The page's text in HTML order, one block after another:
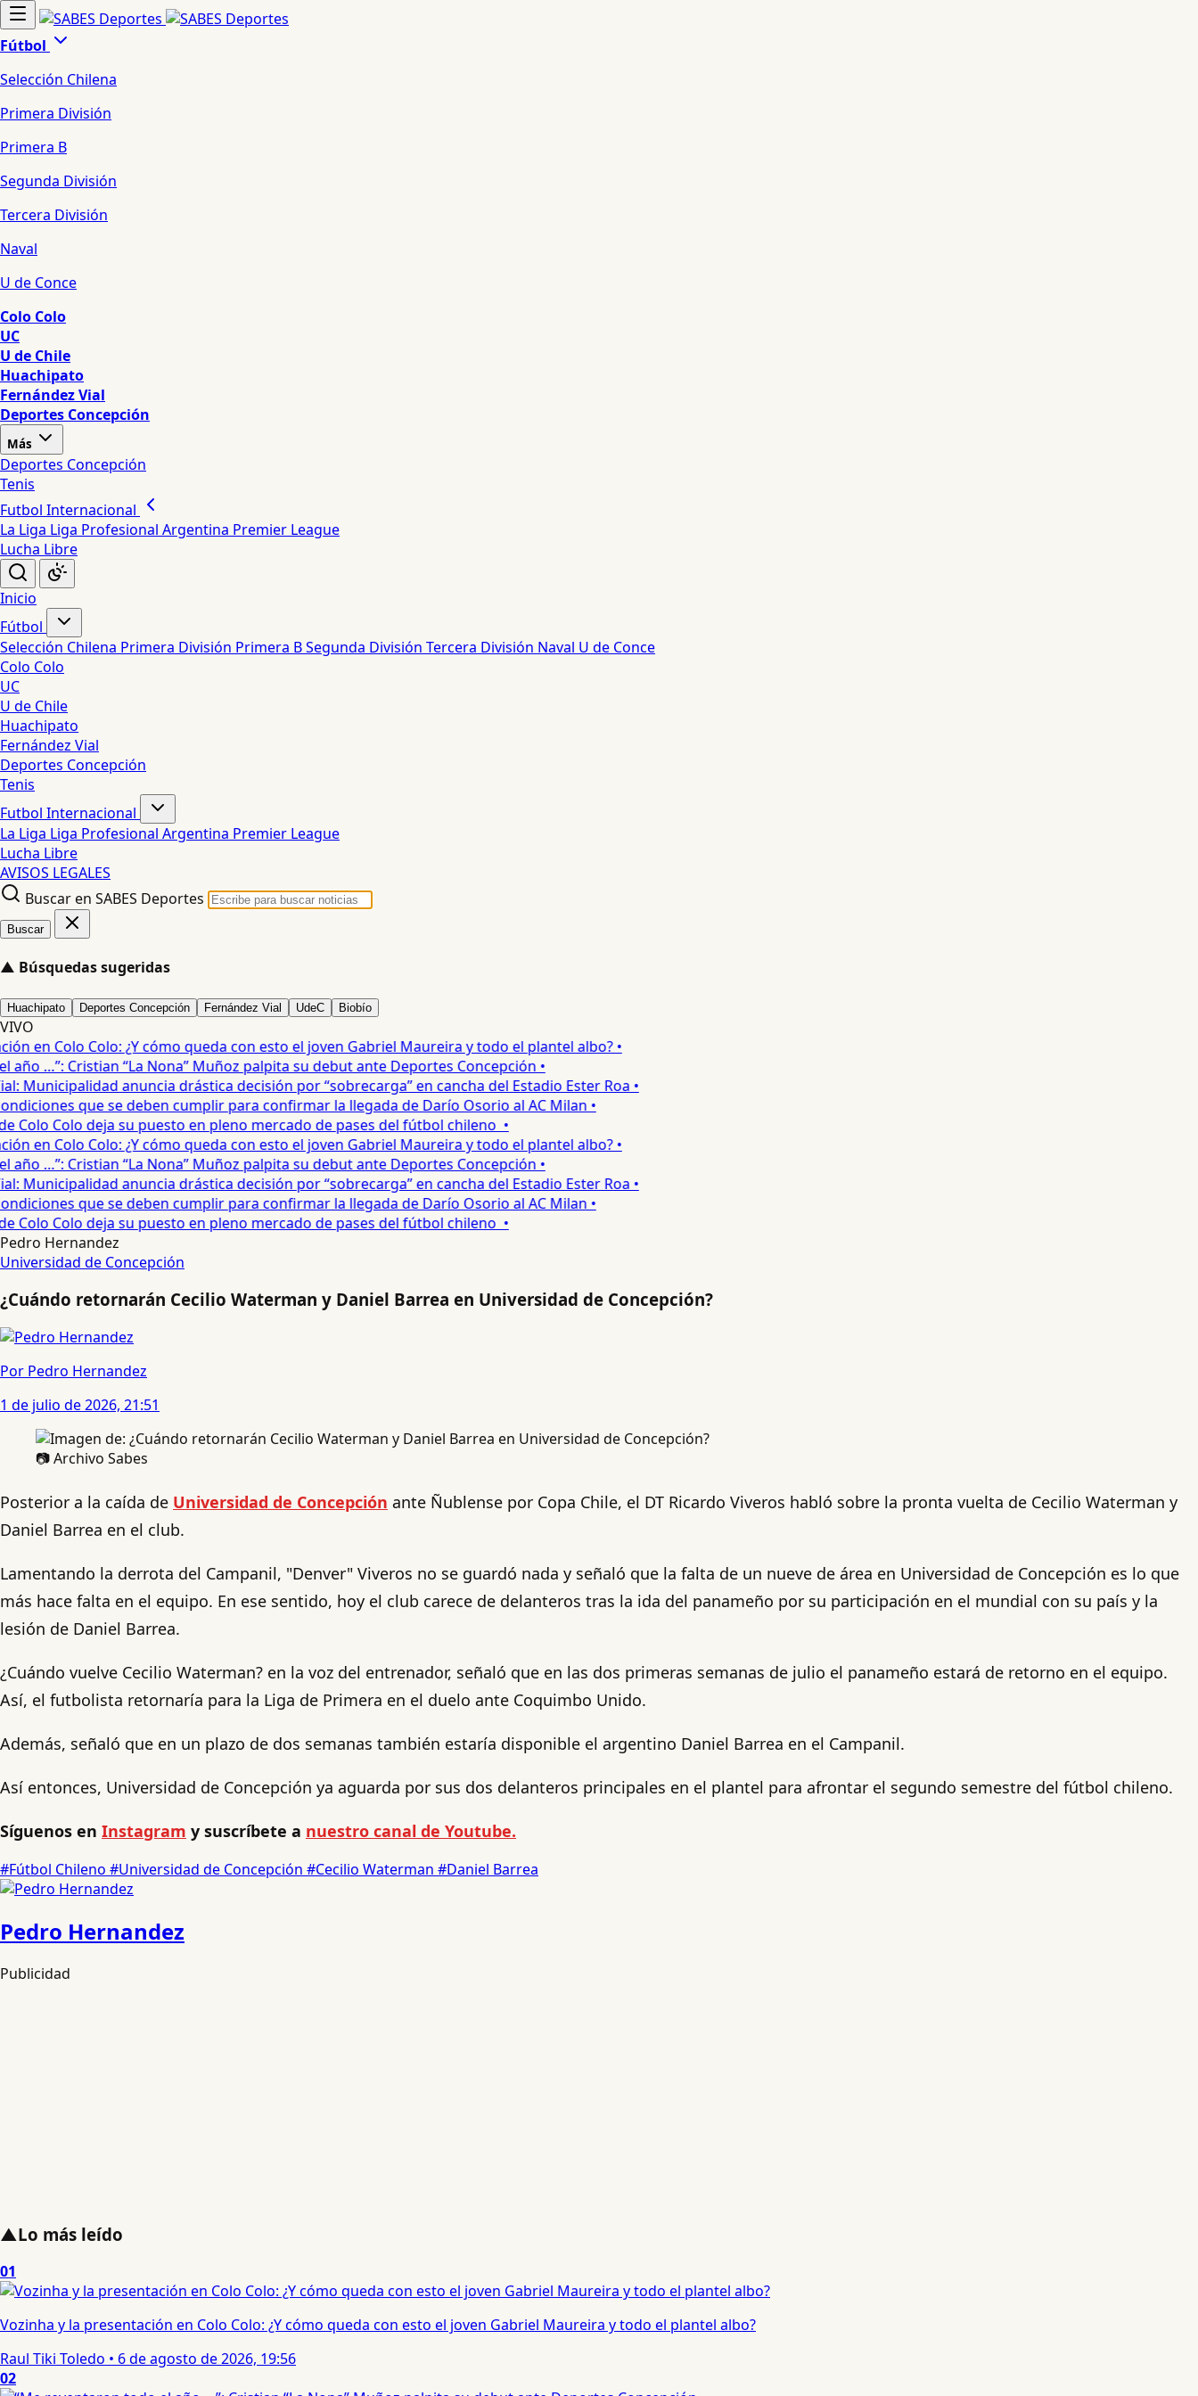
Fútbol
Selección Chilena
Primera División
Primera B
Segunda División
Tercera División
Naval
U de Conce
Colo Colo
UC
U de Chile
Huachipato
Fernández Vial
Deportes Concepción
Más
Deportes Concepción
Tenis
Futbol Internacional
La Liga Liga Profesional Argentina Premier League
Lucha Libre
Inicio
Fútbol
Selección Chilena Primera División Primera BSegunda División Tercera División Naval U de Conce
Colo Colo
UC
U de Chile
Huachipato
Fernández Vial
Deportes Concepción
Tenis
Futbol Internacional
La Liga Liga Profesional Argentina Premier League
Lucha Libre
AVISOS LEGALES
Buscar en SABES Deportes
Buscar
▲ Búsquedas sugeridas
Huachipato Deportes Concepción Fernández Vial UdeC Biobío
VIVO
en Colo Colo: ¿Y cómo queda con esto el joven Gabriel Maureira y todo el plantel albo? •
…”: Cristian “La Nona” Muñoz palpita su debut ante Deportes Concepción •
Municipalidad anuncia drástica decisión por “sobrecarga” en cancha del Estadio Ester Roa •
que se deben cumplir para confirmar la llegada de Darío Osorio al AC Milan •
Colo Colo deja su puesto en pleno mercado de pases del fútbol chileno •
en Colo Colo: ¿Y cómo queda con esto el joven Gabriel Maureira y todo el plantel albo? •
…”: Cristian “La Nona” Muñoz palpita su debut ante Deportes Concepción •
Municipalidad anuncia drástica decisión por “sobrecarga” en cancha del Estadio Ester Roa •
que se deben cumplir para confirmar la llegada de Darío Osorio al AC Milan •
Colo Colo deja su puesto en pleno mercado de pases del fútbol chileno •
Pedro Hernandez
Universidad de Concepción
¿Cuándo retornarán Cecilio Waterman y Daniel Barrea en Universidad de Concepción?
Por Pedro Hernandez
1 de julio de 2026, 21:51
📷 Archivo Sabes
Posterior a la caída de Universidad de Concepción ante Ñublense por Copa Chile, el DT Ricardo Viveros habló sobre la pronta vuelta de Cecilio Waterman y
Daniel Barrea en el club.
Lamentando la derrota del Campanil, "Denver" Viveros no se guardó nada y señaló que la falta de un nueve de área en Universidad de Concepción es lo que
más hace falta en el equipo. En ese sentido, hoy el club carece de delanteros tras la ida del panameño por su participación en el mundial con su país y la
lesión de Daniel Barrea.
¿Cuándo vuelve Cecilio Waterman? en la voz del entrenador, señaló que en las dos primeras semanas de julio el panameño estará de retorno en el equipo.
Así, el futbolista retornaría para la Liga de Primera en el duelo ante Coquimbo Unido.
Además, señaló que en un plazo de dos semanas también estaría disponible el argentino Daniel Barrea en el Campanil.
Así entonces, Universidad de Concepción ya aguarda por sus dos delanteros principales en el plantel para afrontar el segundo semestre del fútbol chileno.
Síguenos en Instagram y suscríbete a nuestro canal de Youtube.
#Fútbol Chileno #Universidad de Concepción #Cecilio Waterman #Daniel Barrea
Pedro Hernandez
Publicidad
▲Lo más leído
01
Vozinha y la presentación en Colo Colo: ¿Y cómo queda con esto el joven Gabriel Maureira y todo el plantel albo?
Raul Tiki Toledo • 6 de agosto de 2026, 19:56
02